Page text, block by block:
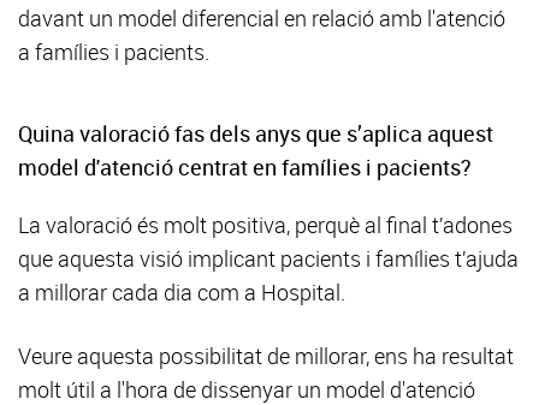
davant un model diferencial en relació amb l'atenció
a famílies i pacients.
Quina valoració fas dels anys que s’aplica aquest
model d'atenció centrat en famílies i pacients?
La valoració és molt positiva, perquè al final t’adones
que aquesta visió implicant pacients i famílies t’ajuda
a millorar cada dia com a Hospital.
Veure aquesta possibilitat de millorar, ens ha resultat
molt útil a l'hora de dissenyar un model d'atenció